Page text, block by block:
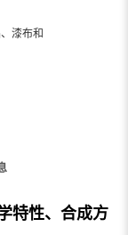
漆布和
特性、合成方